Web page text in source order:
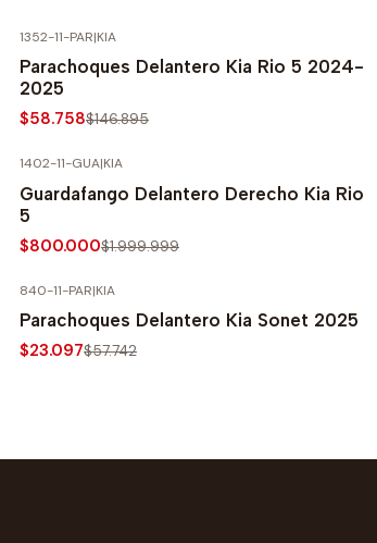
1352-11-PAR|KIA
Parachoques Delantero Kia Rio 5 2024-
2025
$58.758$146.895
1402-11-GUA|KIA
Guardafango Delantero Derecho Kia Rio
5
$800.000$1.999.999
840-11-PAR|KIA
Parachoques Delantero Kia Sonet 2025
$23.097$57.742